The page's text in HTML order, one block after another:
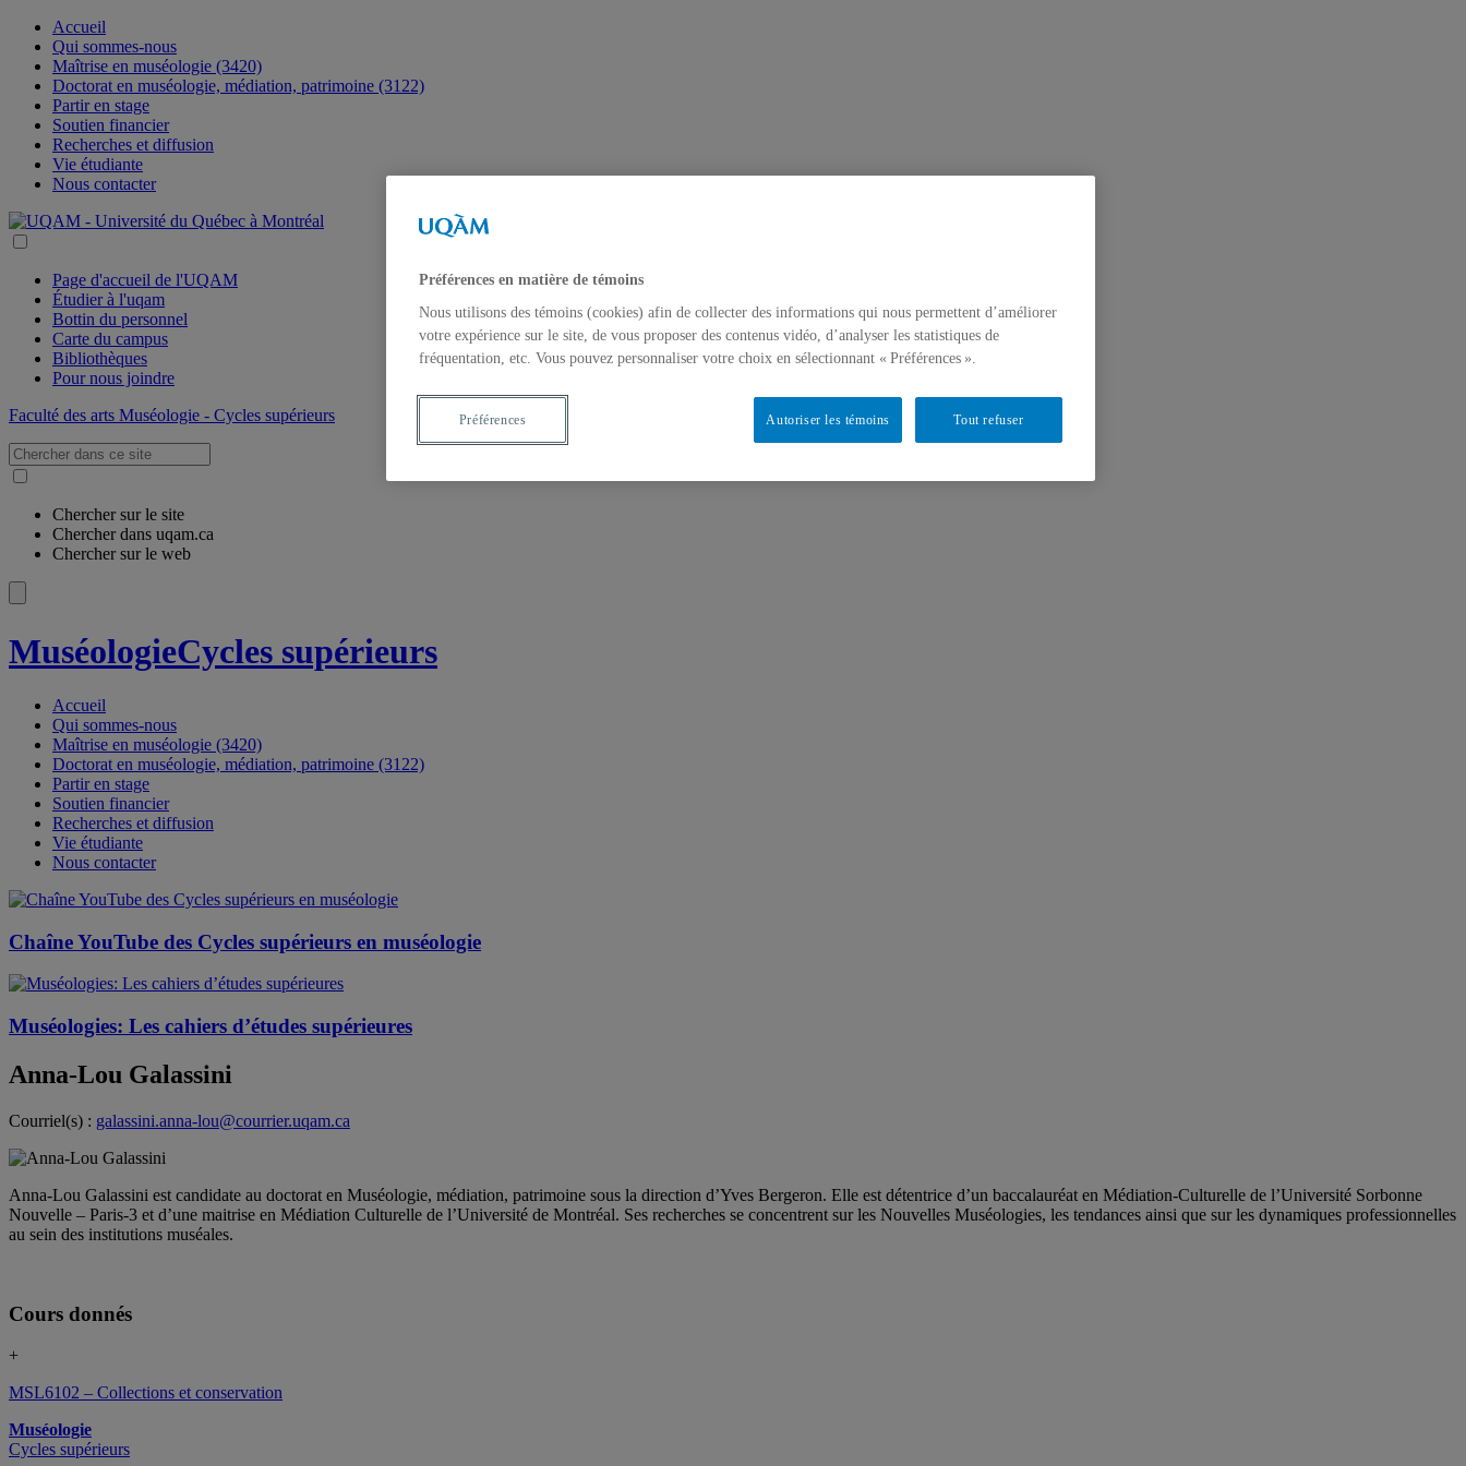
Accueil
Qui sommes-nous
Maîtrise en muséologie (3420)
Doctorat en muséologie, médiation, patrimoine (3122)
Partir en stage
Soutien financier
Recherches et diffusion
Vie étudiante
Nous contacter
Page d'accueil de l'UQAM
Étudier à l'uqam
Bottin du personnel
Carte du campus
Bibliothèques
Pour nous joindre
Faculté des arts Muséologie - Cycles supérieurs
Recherche:
Chercher sur le site
Chercher dans uqam.ca
Chercher sur le web
MuséologieCycles supérieurs
Accueil
Qui sommes-nous
Maîtrise en muséologie (3420)
Doctorat en muséologie, médiation, patrimoine (3122)
Partir en stage
Soutien financier
Recherches et diffusion
Vie étudiante
Nous contacter
Chaîne YouTube des Cycles supérieurs en muséologie
Muséologies: Les cahiers d’études supérieures
Anna-Lou Galassini
Courriel(s) : galassini.anna-lou@courrier.uqam.ca
Anna-Lou Galassini est candidate au doctorat en Muséologie, médiation, patrimoine sous la direction d’Yves Bergeron. Elle est détentrice d’un baccalauréat en Médiation-Culturelle de l’Université Sorbonne
Nouvelle – Paris-3 et d’une maitrise en Médiation Culturelle de l’Université de Montréal. Ses recherches se concentrent sur les Nouvelles Muséologies, les tendances ainsi que sur les dynamiques professionnelles
au sein des institutions muséales.
Cours donnés
+
MSL6102 – Collections et conservation
Muséologie
Cycles supérieurs
Préférences en matière de témoins
Nous utilisons des témoins (cookies) afin de collecter des informations qui nous permettent d’améliorer
votre expérience sur le site, de vous proposer des contenus vidéo, d’analyser les statistiques de
fréquentation, etc. Vous pouvez personnaliser votre choix en sélectionnant « Préférences ».
Tout refuser
Autoriser les témoins
Préférences